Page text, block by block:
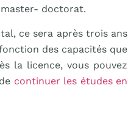
doctorat.
ce sera après trois ans
des capacités que
la licence, vous pouvez
continuer les études en